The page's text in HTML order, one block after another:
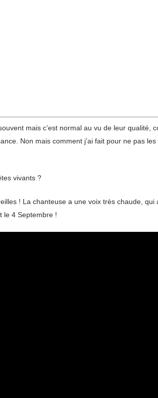
mais c’est normal au vu de leur qualité,
Non mais comment j’ai fait pour ne pas
vivants ?
! La chanteuse a une voix très chaude,
le 4 Septembre !